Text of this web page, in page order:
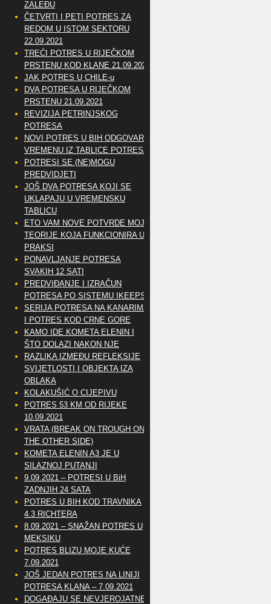
ZALEĐU
ČETVRTI I PETI POTRES ZA
REDOM U ISTOM SEKTORU
22.09.2021
TREĆI POTRES U RIJEČKOM
PRSTENU KOD KLANE 21.09.2021
JAK POTRES U CHILE-u
DVA POTRESA U RIJEČKOM
PRSTENU 21.09.2021
REVIZIJA PETRINJSKOG
POTRESA
NOVI POTRES U BIH ODGOVARA
VREMENU IZ TABLICE POTRESA
POTRESI SE (NE)MOGU
PREDVIDJETI
JOŠ DVA POTRESA KOJI SE
UKLAPAJU U VREMENSKU
TABLICU
ETO VAM NOVE POTVRDE MOJE
TEORIJE KOJA FUNKCIONIRA U
PRAKSI
PONAVLJANJE POTRESA
SVAKIH 12 SATI
PREDVIĐANJE I IZRAČUN
POTRESA PO SISTEMU IKEEPS
SERIJA POTRESA NA KANARIMA
I POTRES KOD CRNE GORE
KAMO IDE KOMETA ELENIN I
ŠTO DOLAZI NAKON NJE
RAZLIKA IZMEĐU REFLEKSIJE
SVIJETLOSTI I OBJEKTA IZA
OBLAKA
KOLAKUŠIĆ O CIJEPIVU
POTRES 53 KM OD RIJEKE
10.09.2021
VRATA (BREAK ON TROUGH ON
THE OTHER SIDE)
KOMETA ELENIN A3 JE U
SILAZNOJ PUTANJI
9.09.2021 – POTRESI U BiH
ZADNJIH 24 SATA
POTRES U BIH KOD TRAVNIKA
4.3 RICHTERA
8.09.2021 – SNAŽAN POTRES U
MEKSIKU
POTRES BLIZU MOJE KUĆE
7.09.2021
JOŠ JEDAN POTRES NA LINIJI
POTRESA KLANA – 7.09.2021
DOGAĐAJU SE NEVJEROJATNE